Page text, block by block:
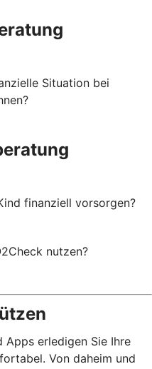
Situation bei
finanziell vorsorgen?
nutzen?
Apps erledigen Sie Ihre
Von daheim und